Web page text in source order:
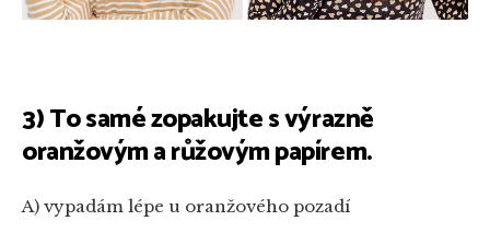
3) To samé zopakujte s výrazně
oranžovým a růžovým papírem.
A) vypadám lépe u oranžového pozadí